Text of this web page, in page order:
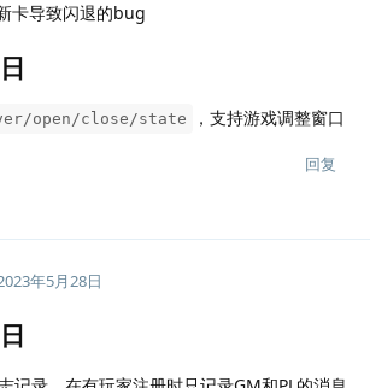
卡导致闪退的bug
open/close/state ，支持游戏调整窗口
回复
年5月28日